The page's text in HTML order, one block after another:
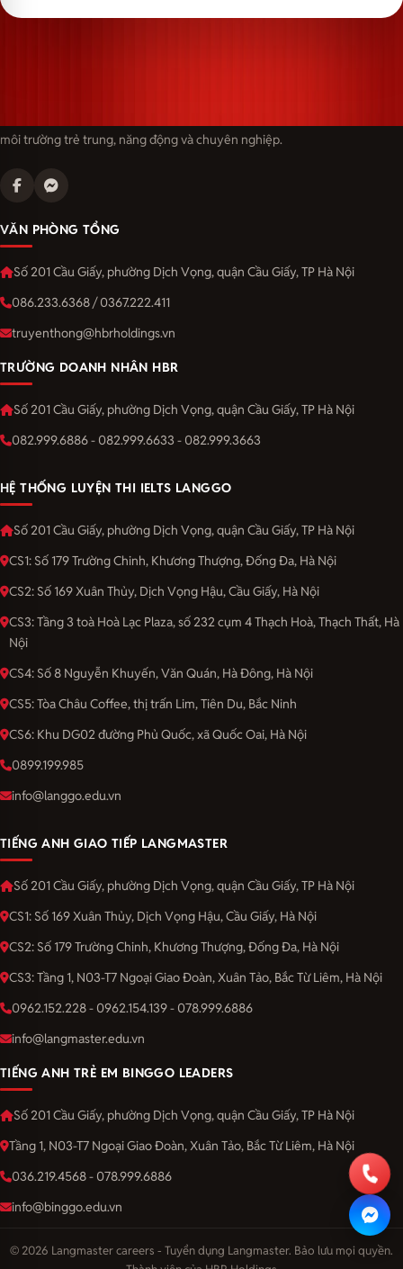
môi trường trẻ trung, năng động và chuyên nghiệp.
VĂN PHÒNG TỔNG
Số 201 Cầu Giấy, phường Dịch Vọng, quận Cầu Giấy, TP Hà Nội
086.233.6368 / 0367.222.411
truyenthong@hbrholdings.vn
TRƯỜNG DOANH NHÂN HBR
Số 201 Cầu Giấy, phường Dịch Vọng, quận Cầu Giấy, TP Hà Nội
082.999.6886 - 082.999.6633 - 082.999.3663
HỆ THỐNG LUYỆN THI IELTS LANGGO
Số 201 Cầu Giấy, phường Dịch Vọng, quận Cầu Giấy, TP Hà Nội
CS1: Số 179 Trường Chinh, Khương Thượng, Đống Đa, Hà Nội
CS2: Số 169 Xuân Thủy, Dịch Vọng Hậu, Cầu Giấy, Hà Nội
CS3: Tầng 3 toà Hoà Lạc Plaza, số 232 cụm 4 Thạch Hoà, Thạch Thất, Hà
Nội
CS4: Số 8 Nguyễn Khuyến, Văn Quán, Hà Đông, Hà Nội
CS5: Tòa Châu Coffee, thị trấn Lim, Tiên Du, Bắc Ninh
CS6: Khu DG02 đường Phủ Quốc, xã Quốc Oai, Hà Nội
0899.199.985
info@langgo.edu.vn
TIẾNG ANH GIAO TIẾP LANGMASTER
Số 201 Cầu Giấy, phường Dịch Vọng, quận Cầu Giấy, TP Hà Nội
CS1: Số 169 Xuân Thủy, Dịch Vọng Hậu, Cầu Giấy, Hà Nội
CS2: Số 179 Trường Chinh, Khương Thượng, Đống Đa, Hà Nội
CS3: Tầng 1, N03-T7 Ngoại Giao Đoàn, Xuân Tảo, Bắc Từ Liêm, Hà Nội
0962.152.228 - 0962.154.139 - 078.999.6886
info@langmaster.edu.vn
TIẾNG ANH TRẺ EM BINGGO LEADERS
Số 201 Cầu Giấy, phường Dịch Vọng, quận Cầu Giấy, TP Hà Nội
Tầng 1, N03-T7 Ngoại Giao Đoàn, Xuân Tảo, Bắc Từ Liêm, Hà Nội
036.219.4568 - 078.999.6886
info@binggo.edu.vn
© 2026 Langmaster careers - Tuyển dụng Langmaster. Bảo lưu mọi quyền.